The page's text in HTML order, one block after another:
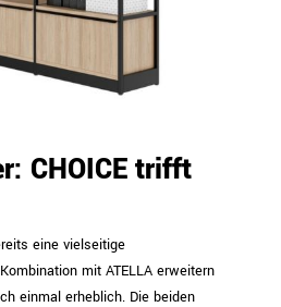
CHOICE trifft
eine vielseitige
mit ATELLA erweitern
einmal erheblich. Die beiden